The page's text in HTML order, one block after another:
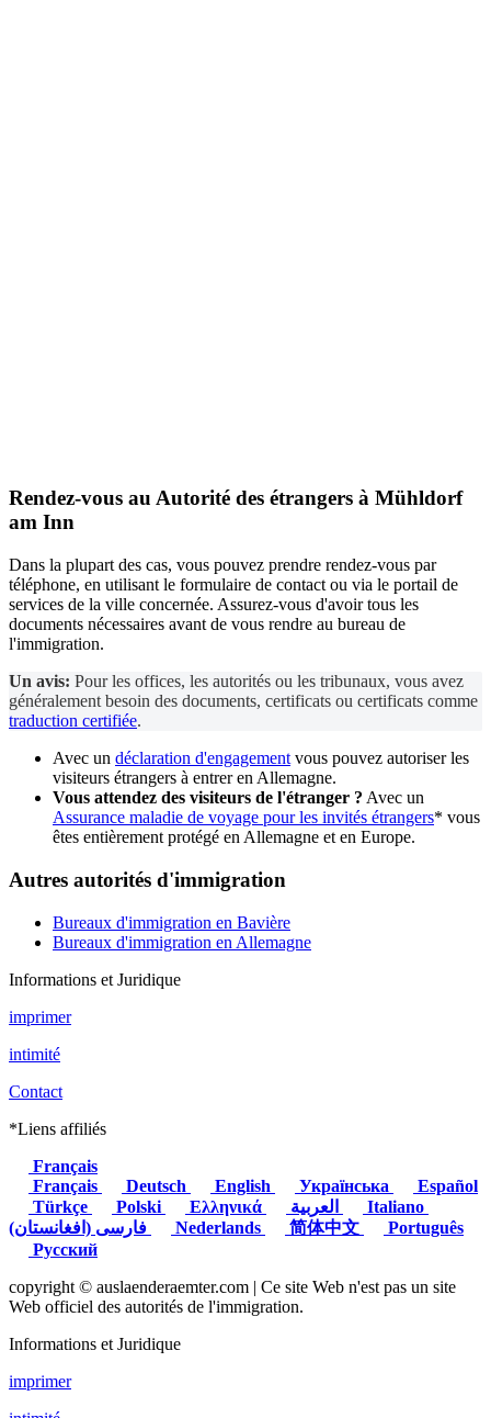
Rendez-vous au Autorité des étrangers à Mühldorf
am Inn
Dans la plupart des cas, vous pouvez prendre rendez-vous par
téléphone, en utilisant le formulaire de contact ou via le portail de
services de la ville concernée. Assurez-vous d'avoir tous les
documents nécessaires avant de vous rendre au bureau de
l'immigration.
Un avis: Pour les offices, les autorités ou les tribunaux, vous avez
généralement besoin des documents, certificats ou certificats comme
traduction certifiée.
Avec un déclaration d'engagement vous pouvez autoriser les
visiteurs étrangers à entrer en Allemagne.
Vous attendez des visiteurs de l'étranger ? Avec un
Assurance maladie de voyage pour les invités étrangers* vous
êtes entièrement protégé en Allemagne et en Europe.
Autres autorités d'immigration
Bureaux d'immigration en Bavière
Bureaux d'immigration en Allemagne
Informations et Juridique
imprimer
intimité
Contact
*Liens affiliés
Français
Français
Deutsch English Українська
Español
Türkçe
Polski Ελληνικά
Italiano
Nederlands 简体中文
Português
Русский
copyright © auslaenderaemter.com | Ce site Web n'est pas un site
Web officiel des autorités de l'immigration.
Informations et Juridique
imprimer